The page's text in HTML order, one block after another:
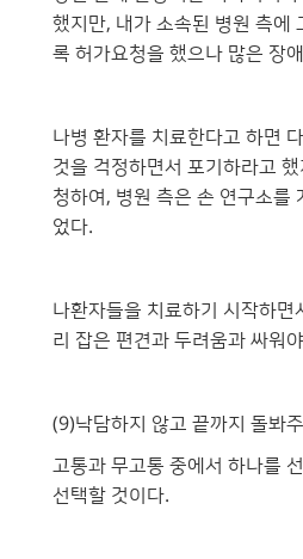
했지만, 내가 소속된 병원 측에
록 허가요청을 했으나 많은 장
나병 환자를 치료한다고 하면
것을 걱정하면서 포기하라고
청하여, 병원 측은 손 연구소를
었다.
나환자들을 치료하기 시작하면
리 잡은 편견과 두려움과 싸워
(9)낙담하지 않고 끝까지 돌봐
고통과 무고통 중에서 하나를
선택할 것이다.